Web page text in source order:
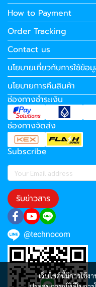
เว็บไซต์นี้มีการใช้
How to Payment
Order Tracking
Contact us
นโยบายเกี่ยวกับการใช้ข้
นโยบายการคืนสินค้า
ช่องทางชำระเงิน
ช่องทางจัดส่ง
Subscribe
รับข่าวสาร
@technocom